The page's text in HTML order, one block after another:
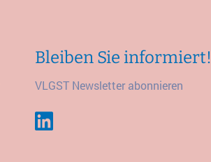
Bleiben Sie informiert!
VLGST Newsletter abonnieren